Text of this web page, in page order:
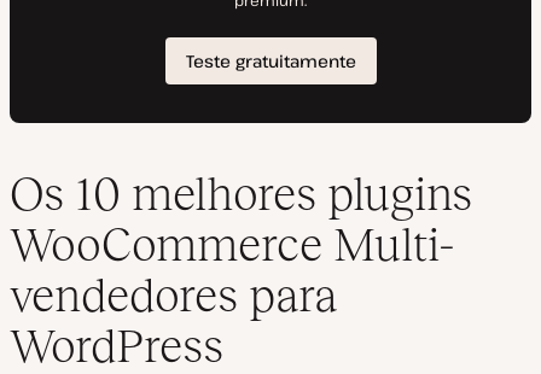
Os 10 melhores plugins
WooCommerce Multi-
vendedores para
WordPress